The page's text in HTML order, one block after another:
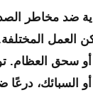
ضد مخاطر
العمل
سحق العظام.
السبائك،